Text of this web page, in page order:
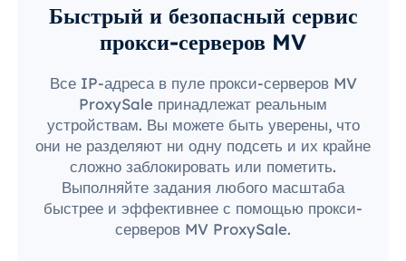
Быстрый и безопасный сервис
прокси-серверов MV
Все IP-адреса в пуле прокси-серверов MV
ProxySale принадлежат реальным
устройствам. Вы можете быть уверены, что
они не разделяют ни одну подсеть и их крайне
сложно заблокировать или пометить.
Выполняйте задания любого масштаба
быстрее и эффективнее с помощью прокси-
серверов MV ProxySale.